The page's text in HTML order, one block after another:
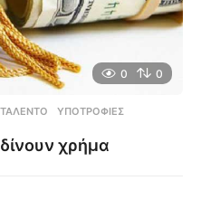
0 0
,ΤΑΛΈΝΤΟ ,ΥΠΟΤΡΟΦΊΕΣ
χρήμα